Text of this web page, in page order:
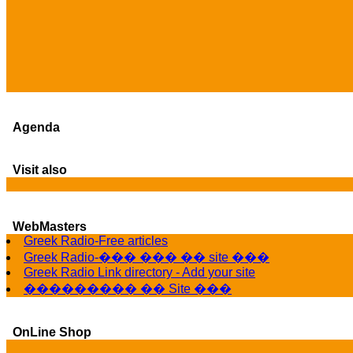
Agenda
Visit also
WebMasters
Greek Radio-Free articles
Greek Radio-��� ��� �� site ���
Greek Radio Link directory - Add your site
��������� �� Site ���
OnLine Shop